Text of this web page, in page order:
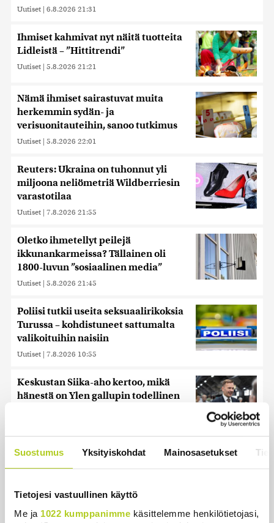
Suostumus Yksityiskohdat Mainosasetukset
Tietojesi vastuullinen käyttö
Me ja 1022 kumppanimme käsittelemme henkilötietojasi,
Uutiset | 6.8.2026 21:31
Ihmiset kahmivat nyt näitä tuotteita
Lidleistä – ”Hittitrendi”
Uutiset | 5.8.2026 21:21
Nämä ihmiset sairastuvat muita
herkemmin sydän- ja
verisuonitauteihin, sanoo tutkimus
Uutiset | 5.8.2026 22:01
Reuters: Ukraina on tuhonnut yli
miljoona neliömetriä Wildberriesin
varastotilaa
Uutiset | 7.8.2026 21:55
Oletko ihmetellyt peilejä
ikkunankarmeissa? Tällainen oli
1800-luvun ”sosiaalinen media”
Uutiset | 5.8.2026 21:45
Poliisi tutkii useita seksuaalirikoksia
Turussa – kohdistuneet sattumalta
valikoituihin naisiin
Uutiset | 7.8.2026 10:55
Keskustan Siika-aho kertoo, mikä
hänestä on Ylen gallupin todellinen
Uutiset | 6.8.2026 11:56
Uusimmat